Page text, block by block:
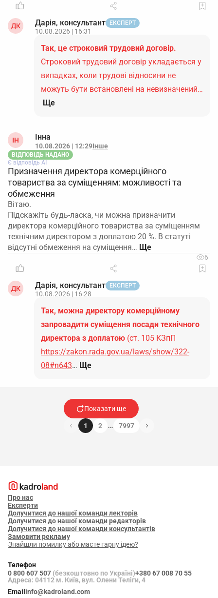
ДК Дарія, консультант ЕКСПЕРТ
10.08.2026 | 16:31
Так, це строковий трудовий договір.
Строковий трудовий договір укладається у
випадках, коли трудові відносини не
можуть бути встановлені на невизначений…
Ще
ІН Інна
10.08.2026 | 12:29Інше
ВІДПОВІДЬ НАДАНО
Є відповідь АІ
Призначення директора комерційного
товариства за суміщенням: можливості та
обмеження
Вітаю.
Підскажіть будь-ласка, чи можна призначити
директора комерційного товариства за суміщенням
технічним директором з доплатою 20 %. В статуті
відсутні обмеження на суміщення…
6
ДК Дарія, консультант ЕКСПЕРТ
10.08.2026 | 16:28
Так, можна директору комерційному
запровадити суміщення посади технічного
директора з доплатою (ст. 105 КЗпП
https://zakon.rada.gov.ua/laws/show/322-
08#n643… Ще
Показати ще
1 2 … 7997
Про нас
Експерти
Долучитися до нашої команди лекторів
Долучитися до нашої команди редакторів
Долучитися до нашої команди консультантів
Замовити рекламу
Знайшли помилку або маєте гарну ідею?
Телефон
0 800 607 507 (безкоштовно по Україні)+380 67 008 70 55
Адреса: 04112 м. Київ, вул. Олени Теліги, 4
Email info@kadroland.com